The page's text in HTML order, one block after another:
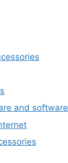
and software